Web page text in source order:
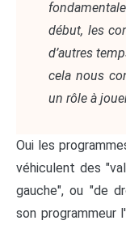
début, les
d’autres
cela nous
un rôle à
Oui les
véhiculent des
gauche", ou "de
son programmeur